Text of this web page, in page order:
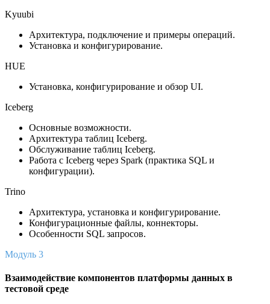
Kyuubi
Архитектура, подключение и примеры операций.
Установка и конфигурирование.
HUE
Установка, конфигурирование и обзор UI.
Iceberg
Основные возможности.
Архитектура таблиц Iceberg.
Обслуживание таблиц Iceberg.
Работа с Iceberg через Spark (практика SQL и
конфигурации).
Trino
Архитектура, установка и конфигурирование.
Конфигурационные файлы, коннекторы.
Особенности SQL запросов.
Модуль 3
Взаимодействие компонентов платформы данных в
тестовой среде